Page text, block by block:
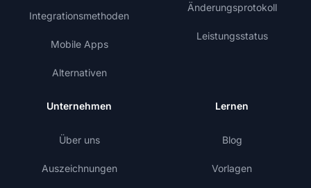
Integrationsmethoden
Mobile Apps
Alternativen
Änderungsprotokoll
Leistungsstatus
Unternehmen
Über uns
Auszeichnungen
Lernen
Blog
Vorlagen